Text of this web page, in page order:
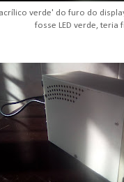
verde' do furo do
fosse LED verde, teria